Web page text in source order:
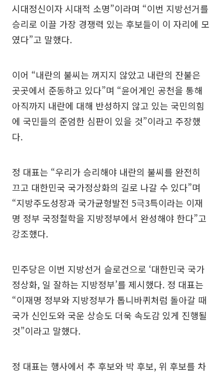
시대정신이자 시대적 소명”이라며 “이번 지방선거를
승리로 이끌 가장 경쟁력 있는 후보들이 이 자리에 모
였다”고 말했다.
이어 “내란의 불씨는 꺼지지 않았고 내란의 잔불은
곳곳에서 준동하고 있다”며 “윤어게인 공천을 통해
아직까지 내란에 대해 반성하지 않고 있는 국민의힘
에 국민들의 준엄한 심판이 있을 것”이라고 주장했
다.
정 대표는 “우리가 승리해야 내란의 불씨를 완전히
끄고 대한민국 국가정상화의 길로 나갈 수 있다”며
“지방주도성장과 국가균형발전 5극3특이라는 이재
명 정부 국정철학을 지방정부에서 완성해야 한다”고
강조했다.
민주당은 이번 지방선거 슬로건으로 ‘대한민국 국가
정상화, 일 잘하는 지방정부’를 제시했다. 정 대표는
“이재명 정부와 지방정부가 톱니바퀴처럼 돌아갈 때
국가 신인도와 국운 상승도 더욱 속도감 있게 진행될
것”이라고 말했다.
정 대표는 행사에서 추 후보와 박 후보, 위 후보를 차